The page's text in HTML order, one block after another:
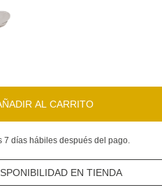
AL CARRITO
7 días hábiles después del pago.
EN TIENDA